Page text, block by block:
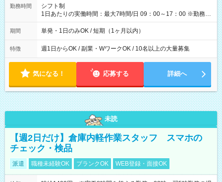
間】試用期間なし
勤務時間
シフト制
1日あたりの実働時間：最大7時間/日 09：00～17：00 ※勤務時
間は 試験により異なります。
期間 単発・1日のみOK / 短期（1ヶ月以内）
特徴 週1日からOK / 副業・WワークOK / 10名以上の大量募集
気になる！ 応募する 詳細へ
未読
【週2日だけ】倉庫内軽作業スタッフ スマホの
チェック・検品
派遣 職種未経験OK ブランクOK WEB登録・面接OK